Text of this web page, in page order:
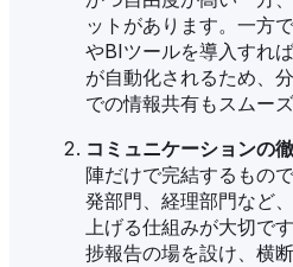
ットがあります。一方
やBIツールを導入すれ
が自動化されるため、
での情報共有もスムーズ
コミュニケーションの
陣だけで完結するもの
発部門、経理部門など
上げる仕組みが大切で
捗報告の場を設け、横